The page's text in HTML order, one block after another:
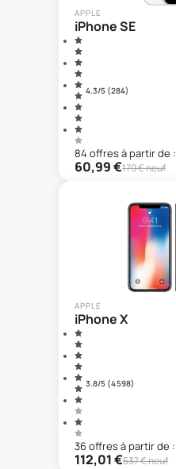
APPLE
iPhone SE
4.3/5 (284)
84 offresà partir de :
60,99€179€ neuf
APPLE
iPhone X
3.8/5 (4 598)
36offresà partir de :
112,01€537€ neuf